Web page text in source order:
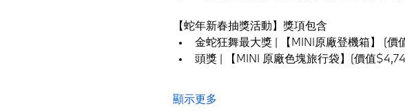
【蛇年新春抽獎活動】獎項包含
金蛇狂舞最大獎 | 【MINI原廠登機箱】 (價
頭獎 | 【MINI 原廠色塊旅行袋】(價值
顯示更多